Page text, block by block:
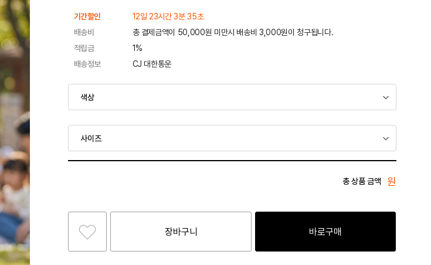
기간할인
12일 23시간 3분 35초
배송비
총 결제금액이 50,000원 미만시 배송비 3,000원이 청구됩니다.
적립금
1%
배송정보
CJ 대한통운
총 상품 금액 원
장바구니 바로구매